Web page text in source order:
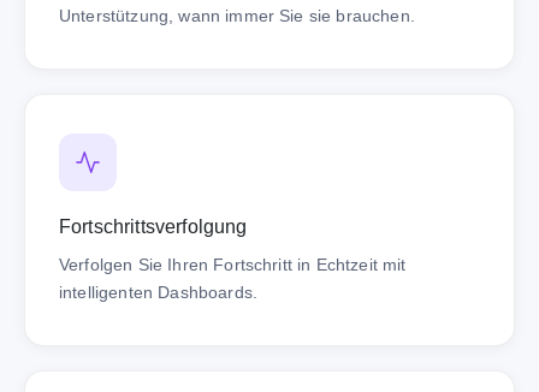
Unterstützung, wann immer Sie sie brauchen.
Fortschrittsverfolgung
Verfolgen Sie Ihren Fortschritt in Echtzeit mit
intelligenten Dashboards.